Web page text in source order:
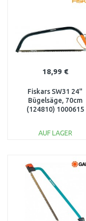
18,99 €
Fiskars SW31 24"
Bügelsäge, 70cm
(124810) 1000615
AUF LAGER
Vergleichen